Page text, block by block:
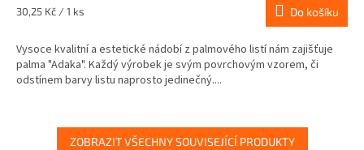
Měrná
30,25 Kč / 1 ks Do košíku
Vysoce kvalitní a estetické nádobí z palmového listí nám zajišťuje
palma "Adaka". Každý výrobek je svým povrchovým vzorem, či
odstínem barvy listu naprosto jedinečný....
ZOBRAZIT VŠECHNY SOUVISEJÍCÍ PRODUKTY